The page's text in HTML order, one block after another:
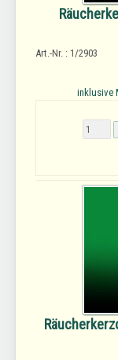
Art.-Nr. : 1/2903
inklusive